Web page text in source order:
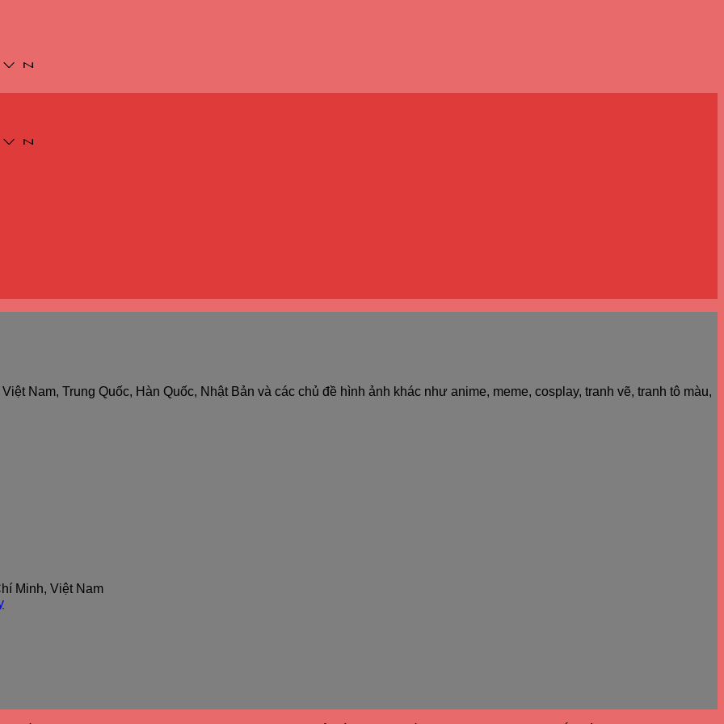
Nam, Trung Quốc, Hàn Quốc, Nhật Bản và các chủ đề hình ảnh khác như anime, meme, cosplay, tranh vẽ, tranh tô màu,
Minh, Việt Nam